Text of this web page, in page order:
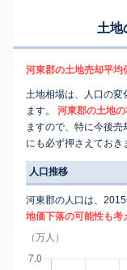
土地
河東郡の土地売却平均
土地相場は、人口の変
ます。
河東郡の土地
ますので、特に今後
にも必ず押さえておき
人口推移
河東郡の人口は、
地価下落の可能性も考
（万人）